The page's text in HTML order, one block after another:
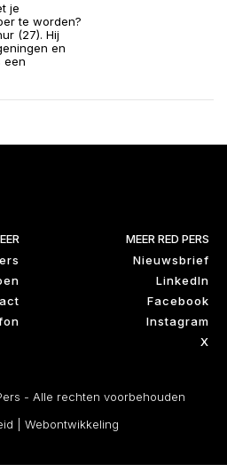
je
te worden?
(27). Hij
en
een
MEER RED PERS
Nieuwsbrief
LinkedIn
Facebook
Instagram
X
- Alle rechten voorbehouden
Webontwikkeling